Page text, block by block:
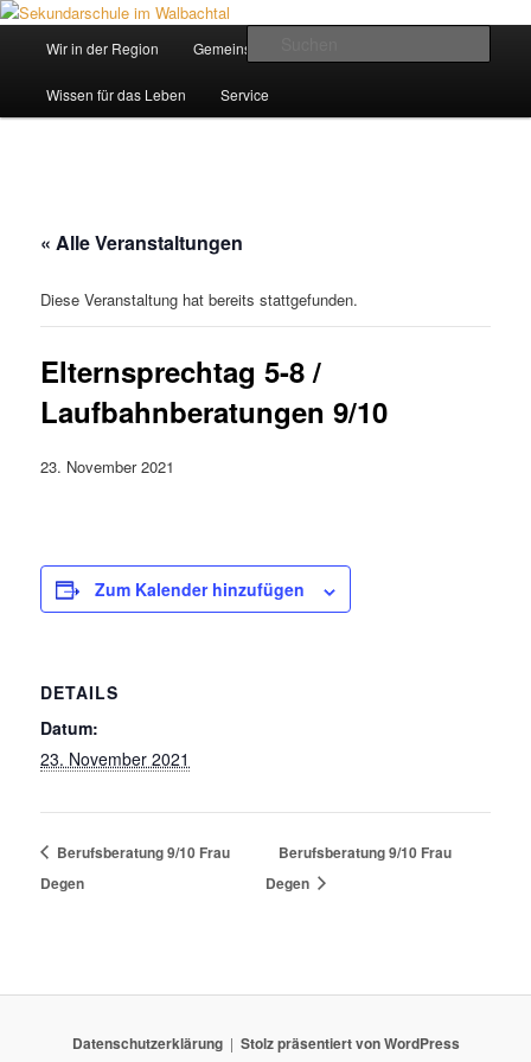
Zum
wechseln
Sekundarschule im Walbachtal
Wir in der Region Gemeinsam ein Weg
Wissen für das Leben Service
« Alle Veranstaltungen
Diese Veranstaltung hat bereits stattgefunden.
Elternsprechtag 5-8 /
Laufbahnberatungen 9/10
23. November 2021
Zum Kalender hinzufügen
DETAILS
Datum:
23. November 2021
Berufsberatung 9/10 Frau
Degen
Berufsberatung 9/10 Frau
Degen
Datenschutzerklärung Stolz präsentiert von WordPress